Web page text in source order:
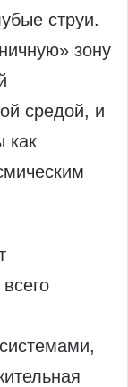
струи.
зону
средой, и
как